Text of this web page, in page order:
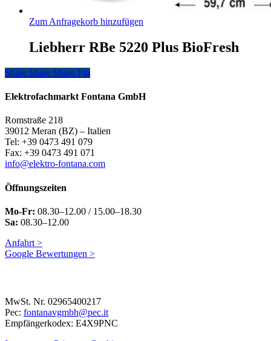
Zum Anfragekorb hinzufügen
Liebherr RBe 5220 Plus BioFresh
Share
Share Share Share Pin
Elektrofachmarkt Fontana GmbH
Romstraße 218
39012 Meran (BZ) – Italien
Tel: +39 0473 491 079
Fax: +39 0473 491 071
info@elektro-fontana.com
Öffnungszeiten
Mo-Fr: 08.30–12.00 / 15.00–18.30
Sa: 08.30–12.00
Anfahrt >
Google Bewertungen >
MwSt. Nr. 02965400217
Pec: fontanavgmbh@pec.it
Empfängerkodex: E4X9PNC